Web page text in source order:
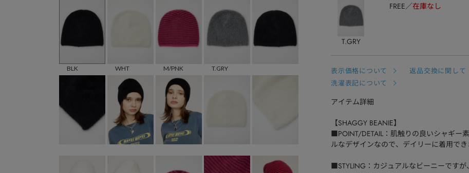
BLK WHT M/PNK T.GRY
T.GRY
FREE 在庫なし
表示価格について 返品交換に関して
洗濯表記について
アイテム詳細
【SHAGGY BEANIE】
■POINT/DETAIL：肌触りの良いシャギー
ルなデザインなので、デイリーに着用でき
■STYLING：カジュアルなビーニーです